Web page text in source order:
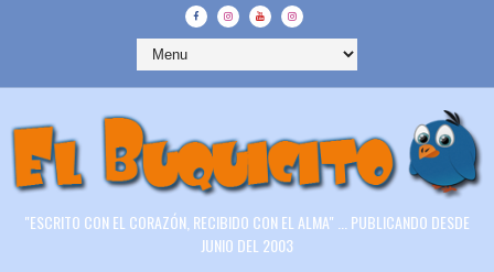
"ESCRITO CON EL CORAZÓN, RECIBIDO CON EL ALMA" ... PUBLICANDO DESDE
JUNIO DEL 2003